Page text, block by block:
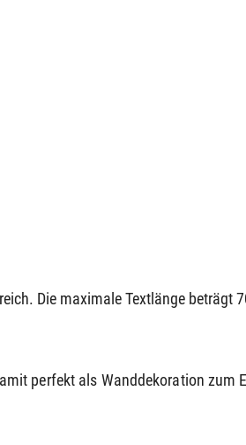
Die maximale Textlänge beträgt
perfekt als Wanddekoration zum